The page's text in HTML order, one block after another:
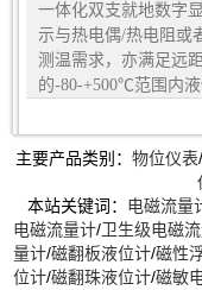
一体化双支就地数字
示与热电偶/热电阻或
测温需求，亦满足远
的-80-+500℃范围内
主要产品类别： 物位仪表/
本站关键词： 电磁流量
电磁流量计/卫生级电磁
量计/磁翻板液位计/磁性
位计/磁翻珠液位计/磁敏